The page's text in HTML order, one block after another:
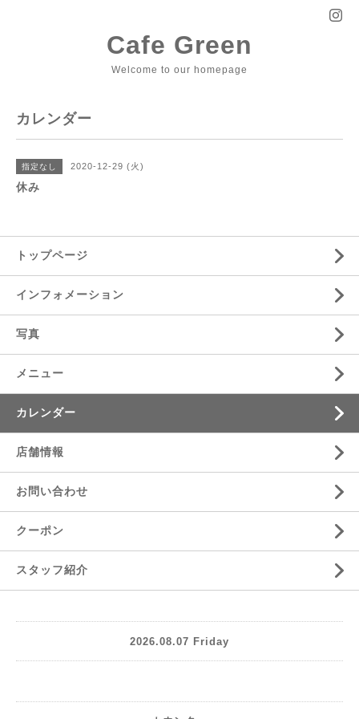
Cafe Green
Welcome to our homepage
カレンダー
指定なし 2020-12-29 (火)
休み
トップページ
インフォメーション
写真
メニュー
カレンダー
店舗情報
お問い合わせ
クーポン
スタッフ紹介
2026.08.07 Friday